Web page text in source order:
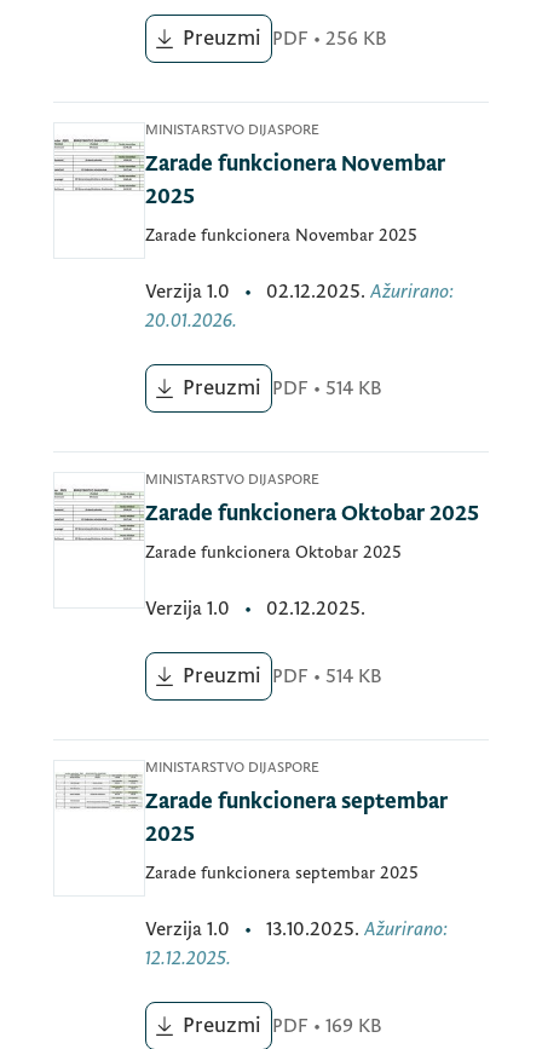
Preuzmi PDF • 256 KB
MINISTARSTVO DIJASPORE
Zarade funkcionera Novembar
2025
Zarade funkcionera Novembar 2025
Verzija 1.0 • 02.12.2025. Ažurirano:
20.01.2026.
Preuzmi PDF • 514 KB
MINISTARSTVO DIJASPORE
Zarade funkcionera Oktobar 2025
Zarade funkcionera Oktobar 2025
Verzija 1.0 • 02.12.2025.
Preuzmi PDF • 514 KB
MINISTARSTVO DIJASPORE
Zarade funkcionera septembar
2025
Zarade funkcionera septembar 2025
Verzija 1.0 • 13.10.2025. Ažurirano:
12.12.2025.
Preuzmi PDF • 169 KB